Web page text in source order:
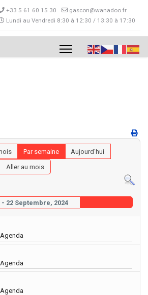
+33 5 61 60 15 30
gascon@wanadoo.fr
Lundi au Vendredi 8:30 à 12:30 / 13:30 à 17:30
Par semaine
Aujourd'hui
Aller au mois
- 22 Septembre, 2024